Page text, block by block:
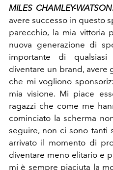
MILES CHAMLEY-WATSON
avere successo in questo
parecchio, la mia vittoria
nuova generazione di
importante di
diventare un brand, avere
che mi vogliono
mia visione. Mi piace
ragazzi che come me
cominciato la scherma
seguire, non ci sono tanti
arrivato il momento di
diventare meno elitario e
mi è sempre piaciuta la